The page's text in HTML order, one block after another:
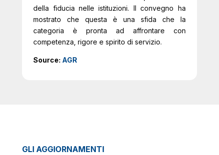
della fiducia nelle istituzioni. Il convegno ha
mostrato che questa è una sfida che la
categoria è pronta ad affrontare con
competenza, rigore e spirito di servizio.
Source: AGR
GLI AGGIORNAMENTI